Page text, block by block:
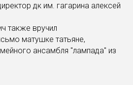
дк им. гагарина алексей
также вручил
матушке татьяне,
ансамбля "лампада" из